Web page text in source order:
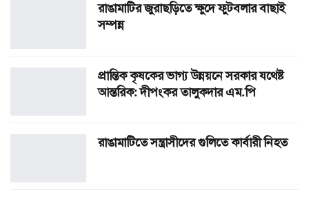
রাঙামাটির জুরাছড়িতে ক্ষুদে ফুটবলার বাছাই
সম্পন্ন
প্রান্তিক কৃষকের ভাগ্য উন্নয়নে সরকার যথেষ্ট
আন্তরিক: দীপংকর তালুকদার এম.পি
রাঙামা‌টিতে সন্ত্রাসীদের গুলিতে কার্বারী নিহত